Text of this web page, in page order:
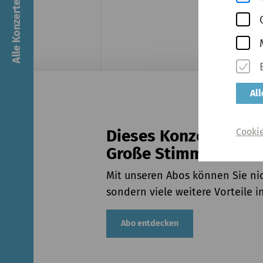
Dieses Konzert ist
Große Stimmen
Mit unseren Abos können Sie
sondern viele weitere Vorteile
Abo entdecken